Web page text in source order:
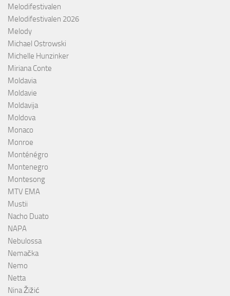
Melodifestivalen
Melodifestivalen 2026
Melody
Michael Ostrowski
Michelle Hunzinker
Miriana Conte
Moldavia
Moldavie
Moldavija
Moldova
Monaco
Monroe
Monténégro
Montenegro
Montesong
MTV EMA
Mustii
Nacho Duato
NAPA
Nebulossa
Nemačka
Nemo
Netta
Nina Žižić